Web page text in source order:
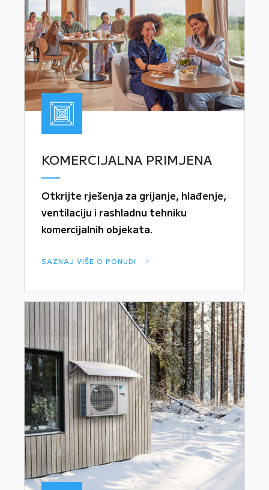
KOMERCIJALNA PRIMJENA
Otkrijte rješenja za grijanje, hlađenje,
ventilaciju i rashladnu tehniku
komercijalnih objekata.
SAZNAJ VIŠE O PONUDI